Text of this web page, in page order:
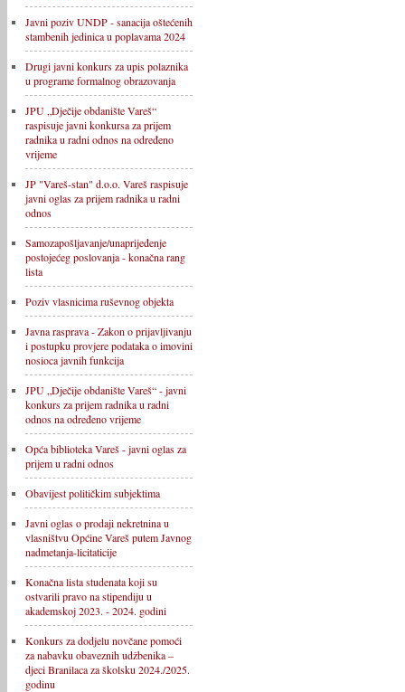
Javni poziv UNDP - sanacija oštećenih
stambenih jedinica u poplavama 2024
Drugi javni konkurs za upis polaznika
u programe formalnog obrazovanja
JPU „Dječije obdanište Vareš“
raspisuje javni konkursa za prijem
radnika u radni odnos na određeno
vrijeme
JP "Vareš-stan" d.o.o. Vareš raspisuje
javni oglas za prijem radnika u radni
odnos
Samozapošljavanje/unaprijeđenje
postojećeg poslovanja - konačna rang
lista
Poziv vlasnicima ruševnog objekta
Javna rasprava - Zakon o prijavljivanju
i postupku provjere podataka o imovini
nosioca javnih funkcija
JPU „Dječije obdanište Vareš“ - javni
konkurs za prijem radnika u radni
odnos na određeno vrijeme
Opća biblioteka Vareš - javni oglas za
prijem u radni odnos
Obavijest političkim subjektima
Javni oglas o prodaji nekretnina u
vlasništvu Općine Vareš putem Javnog
nadmetanja-licitaticije
Konačna lista studenata koji su
ostvarili pravo na stipendiju u
akademskoj 2023. - 2024. godini
Konkurs za dodjelu novčane pomoći
za nabavku obaveznih udžbenika –
djeci Branilaca za školsku 2024./2025.
godinu